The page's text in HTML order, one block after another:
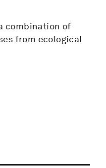
combination of
from ecological